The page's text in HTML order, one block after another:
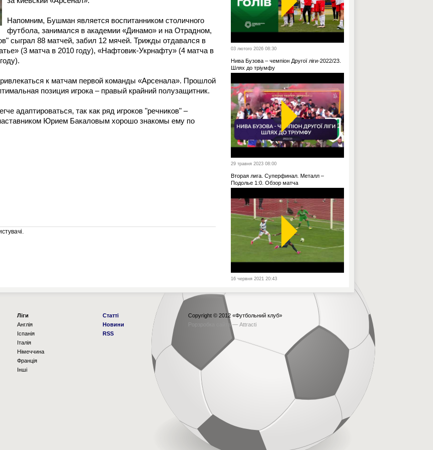
Напомним, Бушман является воспитанником столичного
футбола, занимался в академии «Динамо» и на Отрадном,
сыграл 88 матчей, забил 12 мячей. Трижды отдавался в
(3 матча в 2010 году), «Нафтовик-Укрнафту» (4 матча в
к матчам первой команды «Арсенала». Прошлой
позиция игрока – правый крайний полузащитник.
адаптироваться, так как ряд игроков "речников" –
Юрием Бакаловым хорошо знакомы ему по
03 лютого 2026 08:30
Нива Бузова – чемпіон Другої ліги-2022/23.
Шлях до тріумфу
29 травня 2023 08:00
Вторая лига. Суперфинал. Металл –
Подолье 1:0. Обзор матча
16 червня 2021 20:43
Ліги
Англія
Іспанія
Італія
Німеччина
Франція
Інші
Статті
Новини
RSS
Copyright © 2012 «Футбольний клуб»
Рорзробка сайта — Attracti